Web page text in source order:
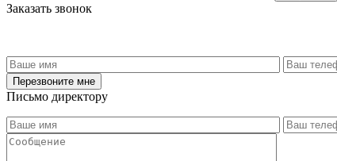
Заказать звонок
Письмо директору